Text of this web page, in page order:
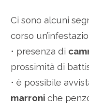
Ci sono alcuni
corso
• presenza di
prossimità di
• è possibile
marroniche